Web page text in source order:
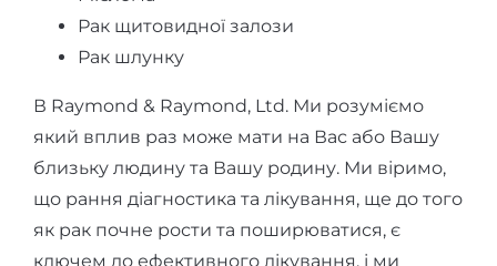
Рак щитовидної залози
Рак шлунку
В Raymond & Raymond, Ltd. Ми розуміємо
який вплив раз може мати на Вас або Вашу
близьку людину та Вашу родину. Ми віримо,
що рання діагностика та лікування, ще до того
як рак почне рости та поширюватися, є
ключем до ефективного лікування, і ми